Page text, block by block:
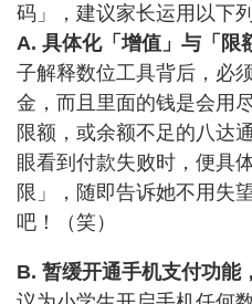
码」，建议家长运用以下
A. 具体化「增值」与「限
子解释数位工具背后，必
金，而且里面的钱是会用
限额，或余额不足的八达
眼看到付款失败时，便具
限」，随即告诉她不用失
吧！（笑）
B. 暂缓开通手机支付功能